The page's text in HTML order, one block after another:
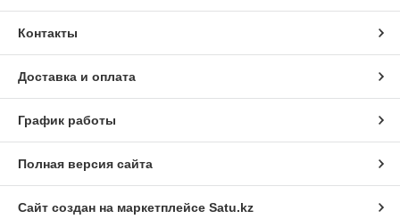
Контакты
Доставка и оплата
График работы
Полная версия сайта
Сайт создан на маркетплейсе Satu.kz